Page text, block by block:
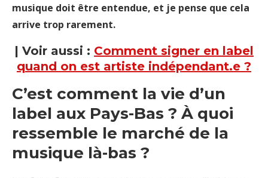
musique doit être entendue, et je pense que cela
arrive trop rarement.
| Voir aussi : Comment signer en label
quand on est artiste indépendant.e ?
C’est comment la vie d’un
label aux Pays-Bas ? À quoi
ressemble le marché de la
musique là-bas ?